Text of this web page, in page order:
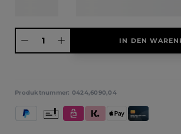
IN DEN
Produktnummer: 0424,6090,04
PayPal eps Klarna (Rechnung /
Apple PayKredit- und
Vorkasse